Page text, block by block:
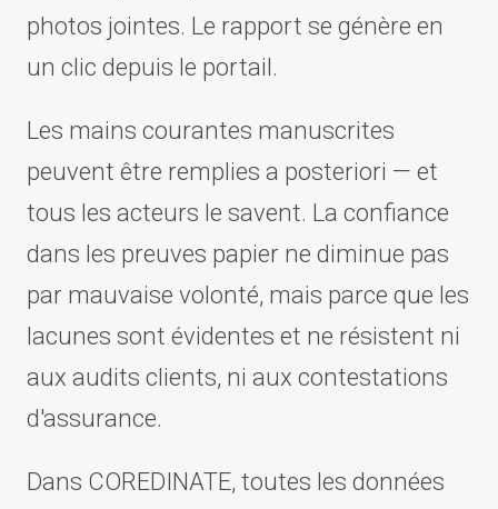
photos jointes. Le rapport se génère en
un clic depuis le portail.
Les mains courantes manuscrites
peuvent être remplies a posteriori — et
tous les acteurs le savent. La confiance
dans les preuves papier ne diminue pas
par mauvaise volonté, mais parce que les
lacunes sont évidentes et ne résistent ni
aux audits clients, ni aux contestations
d'assurance.
Dans COREDINATE, toutes les données